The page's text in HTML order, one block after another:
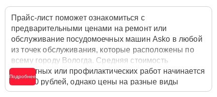
Прайс-лист поможет ознакомиться с
предварительными ценами на ремонт или
обслуживание посудомоечных машин Asko в любой
из точек обслуживания, которые расположены по
всему городу Вологда. Средняя стоимость
ремонтных или профилактических работ начинается
от 1200 рублей, однако цены на разные виды
комплектующих могут различаться. Полную
Подробнее